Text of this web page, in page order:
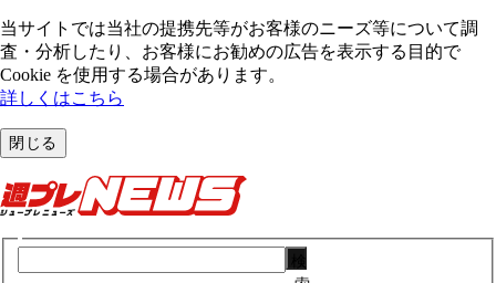
当サイトでは当社の提携先等がお客様のニーズ等について調
査・分析したり、お客様にお勧めの広告を表⽰する⽬的で
Cookie を使⽤する場合があります。
詳しくはこちら
閉じる